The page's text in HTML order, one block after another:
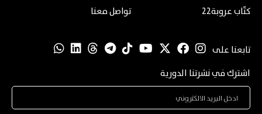
كتّاب عروبة22
تواصل معنا
تابعنا على
اشترك في نشرتنا الدورية